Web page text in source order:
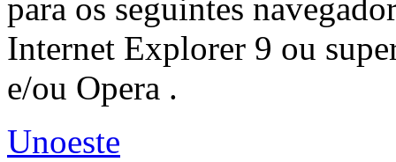
para os seguintes
Internet Explorer 9 ou
e/ou Opera .
Unoeste